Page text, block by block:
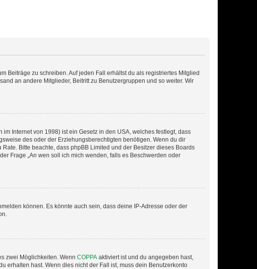
Beiträge zu schreiben. Auf jeden Fall erhältst du als registriertes Mitglied
an andere Mitglieder, Beitritt zu Benutzergruppen und so weiter. Wir
Internet von 1998) ist ein Gesetz in den USA, welches festlegt, dass
des oder der Erziehungsberechtigten benötigen. Wenn du dir
Bitte beachte, dass phpBB Limited und der Besitzer dieses Boards
Frage „An wen soll ich mich wenden, falls es Beschwerden oder
können. Es könnte auch sein, dass deine IP-Adresse oder der
zwei Möglichkeiten. Wenn COPPA aktiviert ist und du angegeben hast,
erhalten hast. Wenn dies nicht der Fall ist, muss dein Benutzerkonto